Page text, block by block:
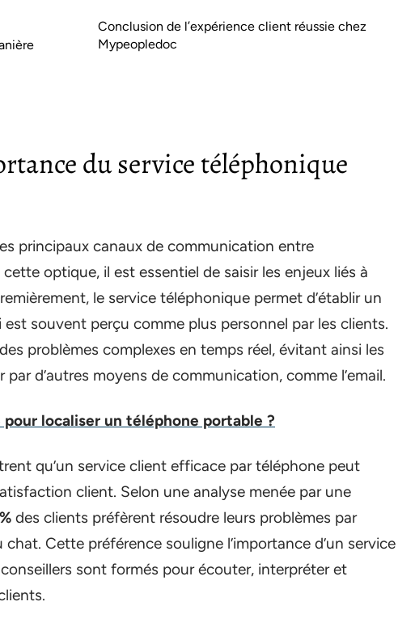
Conclusion de l’expérience client réussie chez
Mypeopledoc
du service téléphonique
principaux canaux de communication entre
optique, il est essentiel de saisir les enjeux liés à
le service téléphonique permet d’établir un
souvent perçu comme plus personnel par les clients.
problèmes complexes en temps réel, évitant ainsi les
d’autres moyens de communication, comme l’email.
localiser un téléphone portable ?
qu’un service client efficace par téléphone peut
client. Selon une analyse menée par une
des clients préfèrent résoudre leurs problèmes par
Cette préférence souligne l’importance d’un service
sont formés pour écouter, interpréter et